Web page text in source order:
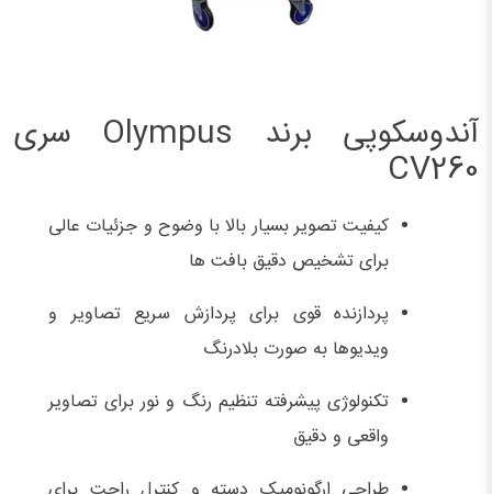
آندوسکوپی برند Olympus سری
CV260
کیفیت تصویر بسیار بالا با وضوح و جزئیات عالی
برای تشخیص دقیق بافت‌ ها
پردازنده قوی برای پردازش سریع تصاویر و
ویدیوها به صورت بلادرنگ
تکنولوژی پیشرفته تنظیم رنگ و نور برای تصاویر
واقعی و دقیق